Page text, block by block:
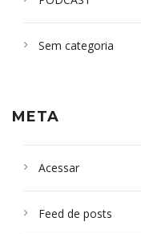
Sem categoria
META
Acessar
Feed de posts